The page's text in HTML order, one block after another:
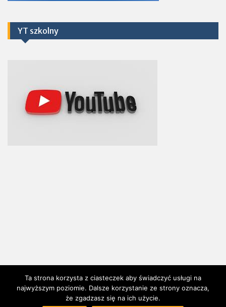
YT szkolny
Ta strona korzysta z ciasteczek aby świadczyć usługi na
najwyższym poziomie. Dalsze korzystanie ze strony oznacza,
że zgadzasz się na ich użycie.